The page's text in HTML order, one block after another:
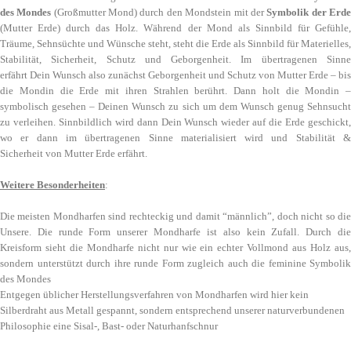
des Mondes (Großmutter Mond) durch den Mondstein mit derSymbolik der Erde
(Mutter Erde) durch das Holz. Während der Mond als Sinnbild für Gefühle,
Träume, Sehnsüchte und Wünsche steht, steht die Erde als Sinnbild für Materielles,
Stabilität, Sicherheit, Schutz und Geborgenheit. Im übertragenen Sinne
erfährt Dein Wunsch also zunächst Geborgenheit und Schutz von Mutter Erde – bis
die Mondin die Erde mit ihren Strahlen berührt. Dann holt die Mondin –
symbolisch gesehen – Deinen Wunsch zu sich um dem Wunsch genug Sehnsucht
zu verleihen. Sinnbildlich wird dann Dein Wunsch wieder auf die Erde geschickt,
wo er dann im übertragenen Sinne materialisiert wird und Stabilität &
Sicherheit von Mutter Erde erfährt.
Weitere Besonderheiten:
Die meisten Mondharfen sind rechteckig und damit “männlich”, doch nicht so die
Unsere. Die runde Form unserer Mondharfe ist also kein Zufall. Durch die
Kreisform sieht die Mondharfe nicht nur wie ein echter Vollmond aus Holz aus,
sondern unterstützt durch ihre runde Form zugleich auch die feminine Symbolik
des Mondes
Entgegen üblicher Herstellungsverfahren von Mondharfen wird hier kein
Silberdraht aus Metall gespannt, sondern entsprechend unserer naturverbundenen
Philosophie eine Sisal-, Bast- oder Naturhanfschnur